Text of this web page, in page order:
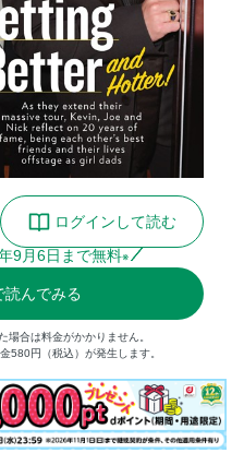
ログインして読む
9月6日まで無料※
読んでみる
場合は料金がかかりません。
580円（税込）が発生します。